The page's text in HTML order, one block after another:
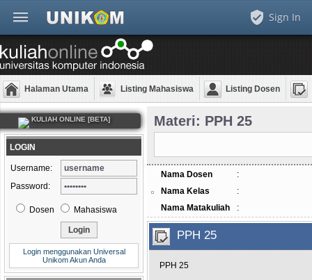
Sign In
Halaman Utama Listing Mahasiswa Listing Dosen
KULIAH ONLINE [BETA]
LOGIN
Username:
Password:
Dosen Mahasiswa
Login menggunakan Universal
Unikom Akun Anda
Materi: PPH 25
Nama Dosen
:
Nama Kelas
:
Nama Matakuliah
:
PPH 25
PPH 25